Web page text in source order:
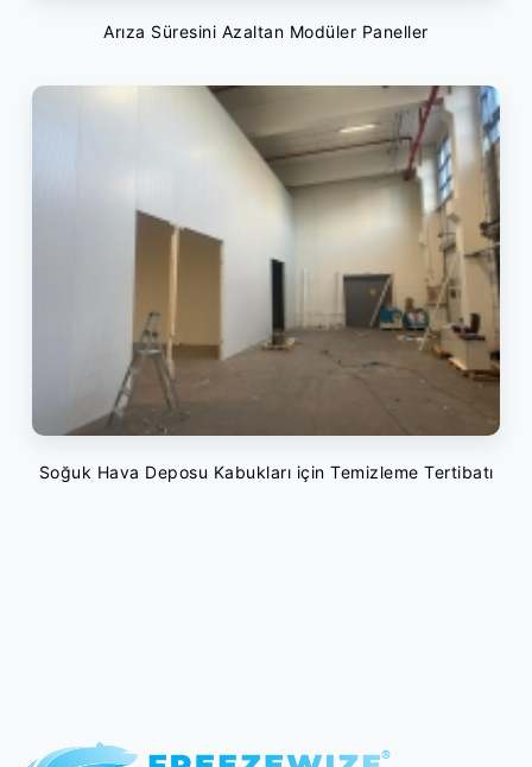
Arıza Süresini Azaltan Modüler Paneller
Soğuk Hava Deposu Kabukları için Temizleme Tertibatı